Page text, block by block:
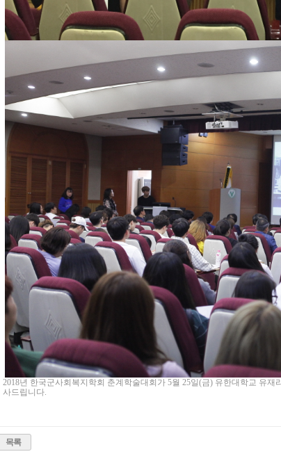
2018년 한국군사회복지학회 춘계학술대회가 5월 25일 (금) 유한대학교 유재
사드립니다.
목록